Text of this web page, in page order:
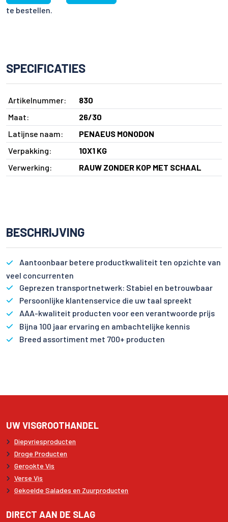
te bestellen.
SPECIFICATIES
Artikelnummer:
830
Maat:
26/30
Latijnse naam:
PENAEUS MONODON
Verpakking:
10X1 KG
Verwerking:
RAUW ZONDER KOP MET SCHAAL
BESCHRIJVING
Aantoonbaar betere productkwaliteit ten opzichte van
veel concurrenten
Geprezen transportnetwerk: Stabiel en betrouwbaar
Persoonlijke klantenservice die uw taal spreekt
AAA-kwaliteit producten voor een verantwoorde prijs
Bijna 100 jaar ervaring en ambachtelijke kennis
Breed assortiment met 700+ producten
UW VISGROOTHANDEL
Diepvriesproducten
Droge Producten
Gerookte Vis
Verse Vis
Gekoelde Salades en Zuurproducten
DIRECT AAN DE SLAG